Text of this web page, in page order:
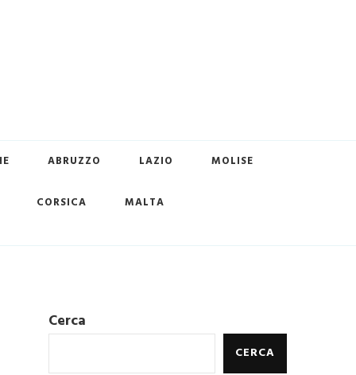
ABRUZZO LAZIO MOLISE
CORSICA MALTA
Cerca
CERCA